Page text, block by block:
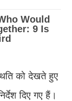
को देखते हुए
दिए गए हैं।